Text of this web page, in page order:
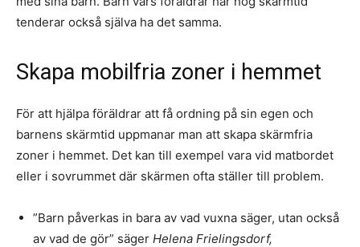
tenderar också själva ha det samma.
Skapa mobilfria zoner i hemmet
För att hjälpa föräldrar att få ordning på sin egen och
barnens skärmtid uppmanar man att skapa skärmfria
zoner i hemmet. Det kan till exempel vara vid matbordet
eller i sovrummet där skärmen ofta ställer till problem.
”Barn påverkas in bara av vad vuxna säger, utan också
av vad de gör” säger Helena Frielingsdorf,